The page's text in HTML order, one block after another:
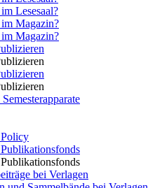
Lesesaal?
Magazin?
Magazin?
bei Verlagen